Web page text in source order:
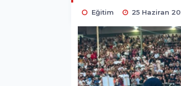
Eğitim 25 Haziran